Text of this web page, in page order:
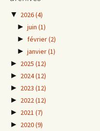
▼ 2026(4)
► juin (1)
► février(2)
► janvier(1)
► 2025 (12)
► 2024(12)
► 2023 (12)
► 2022(12)
► 2021 (7)
► 2020(9)